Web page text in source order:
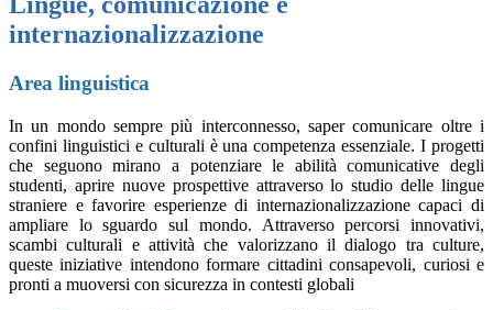
internazionalizzazione
Area linguistica
In un mondo sempre più interconnesso, saper comunicare oltre i
confini linguistici e culturali è una competenza essenziale. I progetti
che seguono mirano a potenziare le abilità comunicative degli
studenti, aprire nuove prospettive attraverso lo studio delle lingue
straniere e favorire esperienze di internazionalizzazione capaci di
ampliare lo sguardo sul mondo. Attraverso percorsi innovativi,
scambi culturali e attività che valorizzano il dialogo tra culture,
queste iniziative intendono formare cittadini consapevoli, curiosi e
pronti a muoversi con sicurezza in contesti globali